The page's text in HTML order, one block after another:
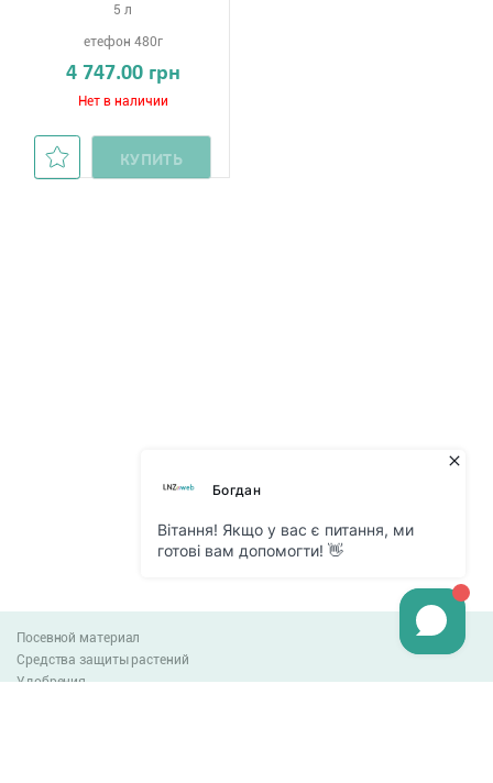
5 л
етефон 480г
4 747.00 грн
Нет в наличии
КУПИТЬ
Посевной материал
Средства защиты растений
Удобрения